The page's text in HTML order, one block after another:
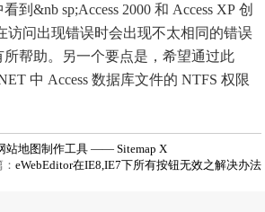
到&nb sp;Access 2000 和 Access XP 创
访问出现错误时会出现不太相同的错误
帮助。另一个要点是，希望通过此
中 Access 数据库文件的 NTFS 权限
站地图制作工具 —— Sitemap X
eWebEditor在IE8,IE7下所有按钮无效之解决办法